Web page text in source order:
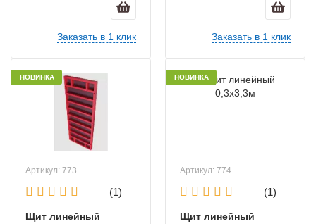
Заказать в 1 клик Заказать в 1 клик
НОВИНКА
Артикул: 773
(1)
Щит линейный
НОВИНКА
Артикул: 774
(1)
Щит линейный